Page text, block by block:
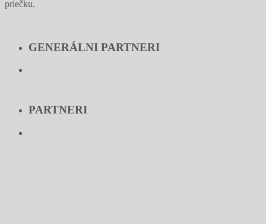
priečku.
GENERÁLNI PARTNERI
PARTNERI